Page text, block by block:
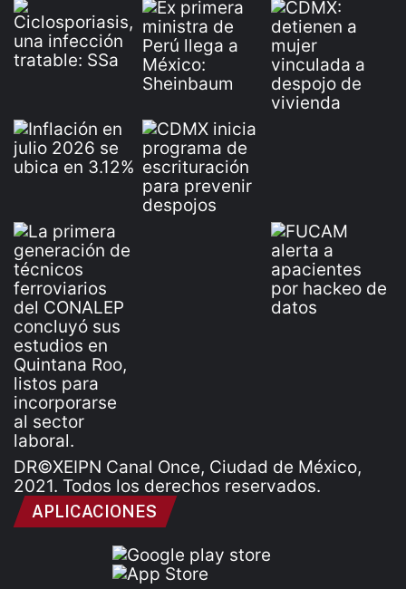
DR©XEIPN Canal Once, Ciudad de México,
2021. Todos los derechos reservados.
APLICACIONES